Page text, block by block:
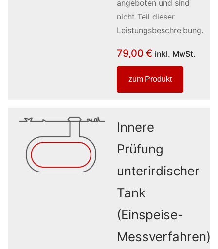
angeboten und sind
nicht Teil dieser
Leistungsbeschreibung.
79,00 € inkl. MwSt.
zum Produkt
Innere
Prüfung
unterirdischer
Tank
(Einspeise-
Messverfahren)